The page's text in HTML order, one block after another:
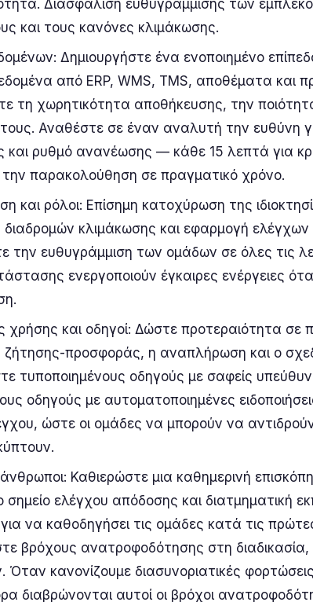
Διασφάλιση ευθυγράμμισης των
και τους κανόνες κλιμάκωσης.
Δημιουργήστε ένα ενοποιημένο
από ERP, WMS, TMS, αποθέματα και
τη χωρητικότητα αποθήκευσης, την
Αναθέστε σε έναν αναλυτή την ευθύνη
και ρυθμό ανανέωσης — κάθε 15 λεπτά για
την παρακολούθηση σε πραγματικό χρόνο.
και ρόλοι: Επίσημη κατοχύρωση της
διαδρομών κλιμάκωσης και εφαρμογή
την ευθυγράμμιση των ομάδων σε όλες τις
ενεργοποιούν έγκαιρες ενέργειες
χρήσης και οδηγοί: Δώστε προτεραιότητα σε
ζήτησης-προσφοράς, η αναπλήρωση και ο
τυποποιημένους οδηγούς με σαφείς
οδηγούς με αυτοματοποιημένες
ώστε οι ομάδες να μπορούν να
Καθιερώστε μια καθημερινή
σημείο ελέγχου απόδοσης και διατμηματική
για να καθοδηγήσει τις ομάδες κατά τις
βρόχους ανατροφοδότησης στη διαδικασία,
Όταν κανονίζουμε διασυνοριατικές
διαβρώνονται αυτοί οι βρόχοι